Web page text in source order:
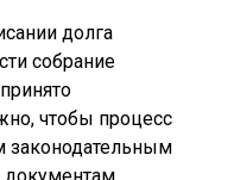
долга
собрание
чтобы процесс
законодательным